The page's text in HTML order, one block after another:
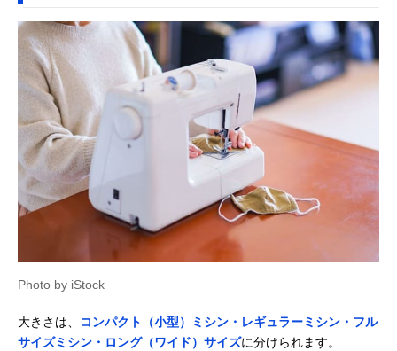
Photo by iStock
大きさは、
コンパクト（小型）ミシン・レギュラーミシン・フル
サイズミシン・ロング（ワイド）サイズに分けられます。